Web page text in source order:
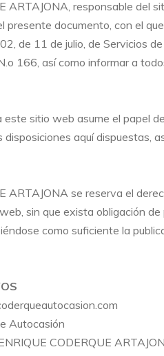
ARTAJONA, responsable del
presente documento, con el
de 11 de julio, de Servicios
166, así como informar a
este sitio web asume el papel
disposiciones aquí dispuestas,
ARTAJONA se reserva el
sin que exista obligación
como suficiente la
Autocasión
CODERQUE